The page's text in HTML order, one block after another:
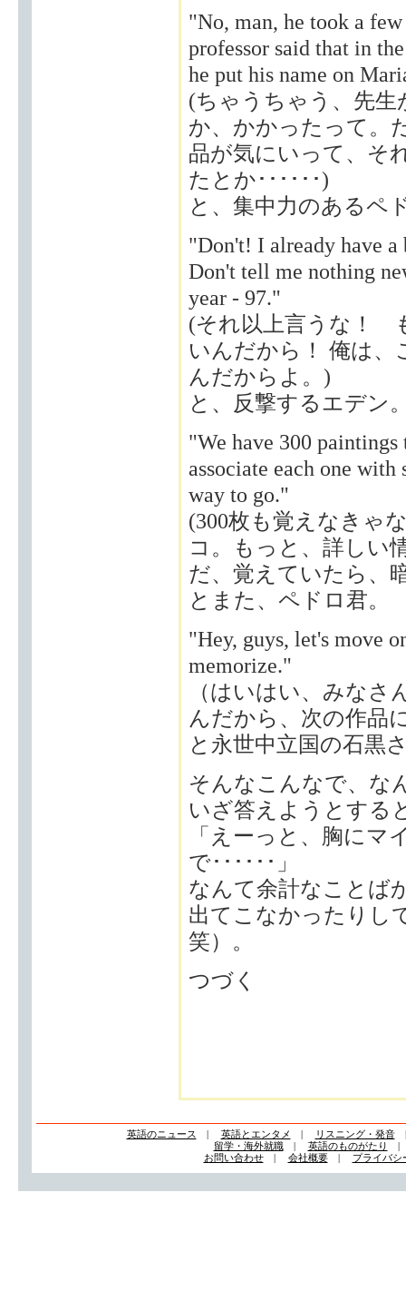
"No, man, he took a
professor said that in
he put his name on
(ちゃうちゃう、先
か、かかったって。
品が気にいって、そ
たとか･･････)
と、集中力のあるペ
"Don't! I already have a
Don't tell me nothing
year - 97."
(それ以上言うな！
いんだから！ 俺は、
んだからよ。)
と、反撃するエデン
"We have 300
associate each one
way to go."
(300枚も覚えなきゃ
コ。もっと、詳しい
だ、覚えていたら、
とまた、ペドロ君。
"Hey, guys, let's move
memorize."
（はいはい、みなさ
んだから、次の作品
と永世中立国の石黒
そんなこんなで、な
いざ答えようとする
「えーっと、胸にマ
で･･････」
なんて余計なことば
出てこなかったりし
笑）。
つづく
英語のニュース | 英語とエンタメ | リスニング・発音
留学・海外就職| 英語のものがたり
お問い合わせ| 会社概要| プライバシ